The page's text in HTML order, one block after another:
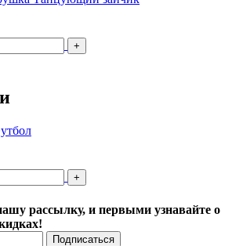
+
+
рассылку, и первыми узнавайте о
Подписаться